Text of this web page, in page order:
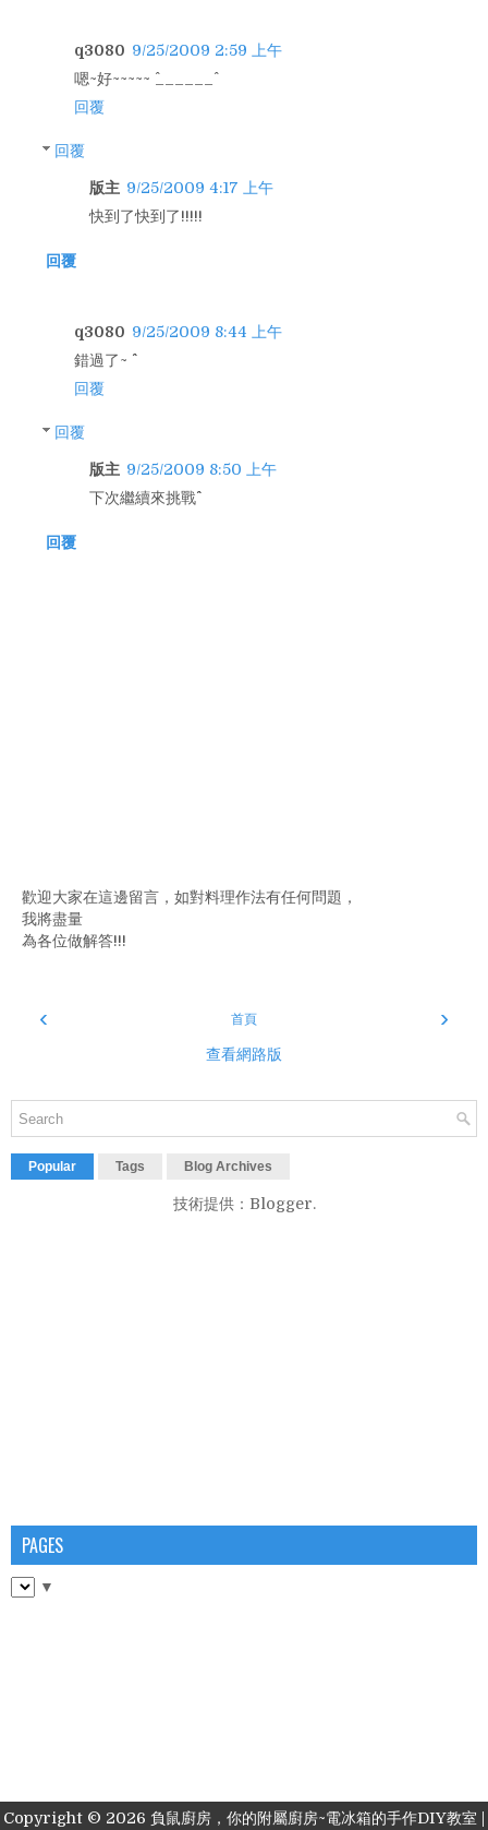
q3080 9/25/2009 2:59 上午
嗯~好~~~~~ ^______^
回覆
回覆
版主 9/25/2009 4:17 上午
快到了快到了!!!!!
回覆
q3080 9/25/2009 8:44 上午
錯過了~ ^^
回覆
回覆
版主 9/25/2009 8:50 上午
下次繼續來挑戰^^
回覆
歡迎大家在這邊留言，如對料理作法有任何問題，
我將盡量
為各位做解答!!!
‹ ›
首頁
查看網路版
Popular Tags Blog Archives
技術提供： Blogger.
PAGES
▼
Copyright © 2026 負鼠廚房，你的附屬廚房~電冰箱的手作DIY教室